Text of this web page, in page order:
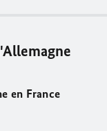
en France